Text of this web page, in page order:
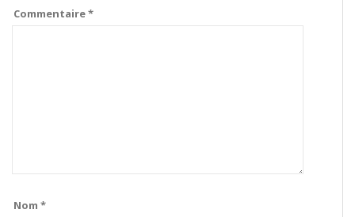
Commentaire*
Nom *